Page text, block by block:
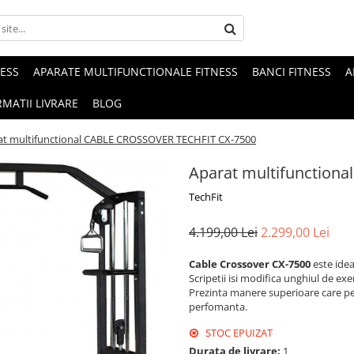
APARATE MULTIFUNCTIONALE FITNESS BANCI FITNESS
LIVRARE BLOG
multifunctional CABLE CROSSOVER TECHFIT CX-7500
Aparat multifunctional
TechFit
4.199,00 Lei2.299,00 Lei
Cable Crossover CX-7500este
Scripetii isi modifica unghiul de
Prezinta manere superioare care
perfomanta.
STOC EPUIZAT
Durata de livrare: 1